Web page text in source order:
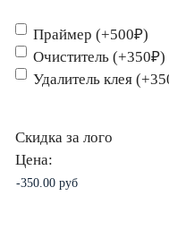
Праймер (+500₽)
Очиститель (+350₽)
Удалитель клея
Скидка за лого
Цена: